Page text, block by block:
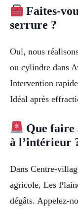
Faites-
serrure ?
Oui, nous
ou cylindre dans
Intervention
Idéal après
Que faire
à l’intérieur
Dans Centre-
agricole, Les
dégâts. Appelez-